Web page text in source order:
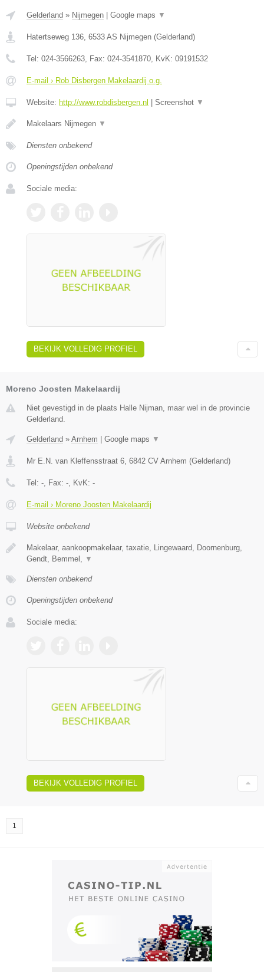
Gelderland » Nijmegen | Google maps ▼
Hatertseweg 136 6533 AS Nijmegen (Gelderland)
Tel: 024-3566263 , Fax: 024-3541870 , KvK: 09191532
E-mail › Rob Disbergen Makelaardij o.g.
Website: http://www.robdisbergen.nl | Screenshot ▼
Makelaars Nijmegen ▼
Diensten onbekend
Openingstijden onbekend
Sociale media:
BEKIJK VOLLEDIG PROFIEL
Moreno Joosten Makelaardij
Niet gevestigd in de plaats Halle Nijman, maar wel in de provincie
Gelderland.
Gelderland » Arnhem Google maps ▼
Mr E.N. van Kleffensstraat 6, 6842 CV Arnhem (Gelderland)
Tel: -, Fax: -, KvK: -
E-mail › Moreno Joosten Makelaardij
Website onbekend
Makelaar, aankoopmakelaar, taxatie, Lingewaard, Doornenburg,
Gendt, Bemmel, ▼
Diensten onbekend
Openingstijden onbekend
Sociale media:
BEKIJK VOLLEDIG PROFIEL
1